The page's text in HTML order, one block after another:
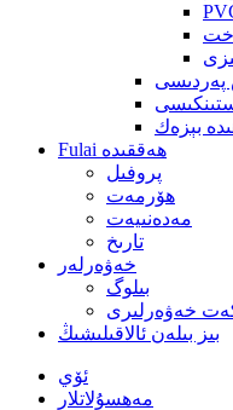
پەردىسى
بېزەك
Fulai ھەققىدە
پروفىل
ھۆرمەت
مەدەنىيەت
تارىخ
خەۋەرلەر
بىلوگ
خەۋەرلىرى
بىز بىلەن ئالاقىلىشىڭ
ئۆي
مەھسۇلاتلار